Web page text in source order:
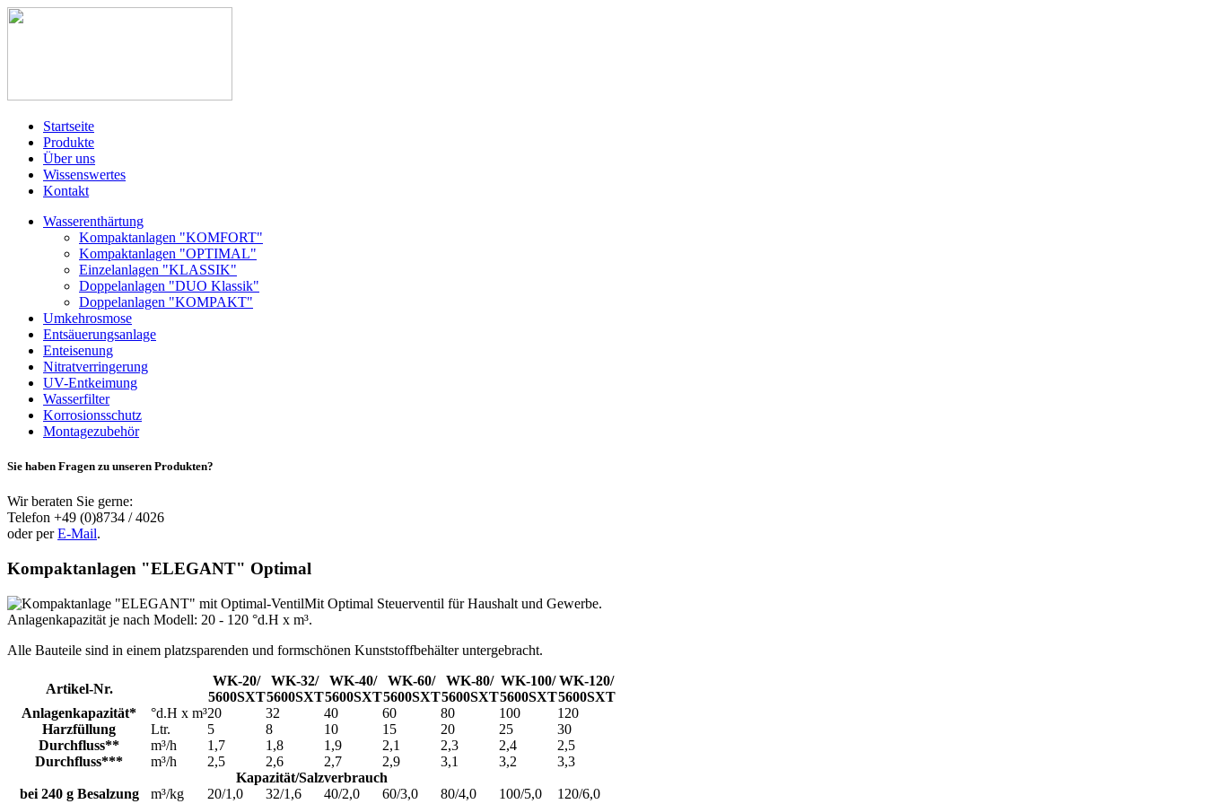
Startseite
Produkte
Über uns
Wissenswertes
Kontakt
Wasserenthärtung
Kompaktanlagen "KOMFORT"
Kompaktanlagen "OPTIMAL"
Einzelanlagen "KLASSIK"
Doppelanlagen "DUO Klassik"
Doppelanlagen "KOMPAKT"
Umkehrosmose
Entsäuerungsanlage
Enteisenung
Nitratverringerung
UV-Entkeimung
Wasserfilter
Korrosionsschutz
Montagezubehör
Sie haben Fragen zu unseren Produkten?
Wir beraten Sie gerne:
Telefon +49 (0)8734 / 4026
oder perE-Mail.
Kompaktanlagen "ELEGANT" Optimal
Mit Optimal Steuerventil für Haushalt und Gewerbe.
Anlagenkapazität je nach Modell: 20 - 120 °d.H x m³.
Alle Bauteile sind in einem platzsparenden und formschönen Kunststoffbehälter untergebracht.
Artikel-Nr.
WK-20/
5600SXT
WK-32/
5600SXT
WK-40/
5600SXT
WK-60/
5600SXT
WK-80/
5600SXT
WK-100/
5600SXT
WK-120/
5600SXT
Anlagenkapazität*
°d.H x m³20 32 40 60 80 100
120
Harzfüllung
Ltr. 5 8 10 15 20 25
30
Durchfluss**
m³/h 1,7 1,8 1,9 2,1 2,3 2,4
2,5
Durchfluss***
m³/h 2,5 2,6 2,7 2,9 3,1 3,2
3,3
Kapazität/Salzverbrauch
bei 240 g Besalzung
m³/kg 20/1,0 32/1,6 40/2,0 60/3,0 80/4,0 100/5,0
120/6,0